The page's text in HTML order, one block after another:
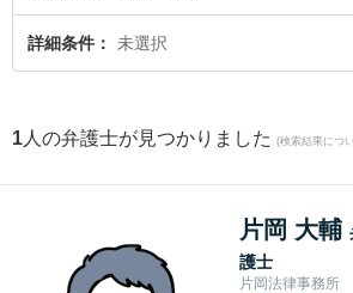
詳細条件 未選択
1 人の弁護士が見つかりました (検索結果につ
片岡 大輔
護士
片岡法律事務所